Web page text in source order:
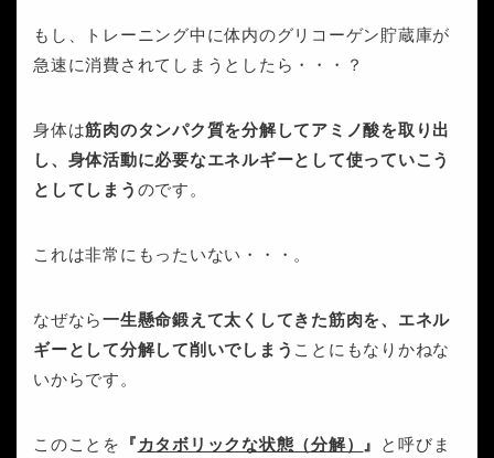
もし、トレーニング中に体内のグリコーゲン貯蔵庫が
急速に消費されてしまうとしたら・・・？
身体は筋肉のタンパク質を分解してアミノ酸を取り出
し、身体活動に必要なエネルギーとして使っていこう
としてしまう のです。
これは非常にもったいない・・・。
なぜなら一生懸命鍛えて太くしてきた筋肉を、エネル
ギーとして分解して削いでしまう ことにもなりかねな
いからです。
このことを 『 カタボリックな状態（分解） 』
と呼びま